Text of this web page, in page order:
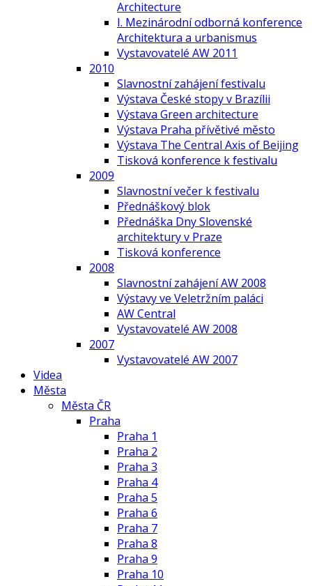
Architecture
I. Mezinárodní odborná konference
Architektura a urbanismus
Vystavovatelé AW 2011
2010
Slavnostní zahájení festivalu
Výstava České stopy v Brazílii
Výstava Green architecture
Výstava Praha přívětivé město
Výstava The Central Axis of Beijing
Tisková konference k festivalu
2009
Slavnostní večer k festivalu
Přednáškový blok
Přednáška Dny Slovenské
architektury v Praze
Tisková konference
2008
Slavnostní zahájení AW 2008
Výstavy ve Veletržním paláci
AW Central
Vystavovatelé AW 2008
2007
Vystavovatelé AW 2007
Videa
Města
Města ČR
Praha
Praha 1
Praha 2
Praha 3
Praha 4
Praha 5
Praha 6
Praha 7
Praha 8
Praha 9
Praha 10